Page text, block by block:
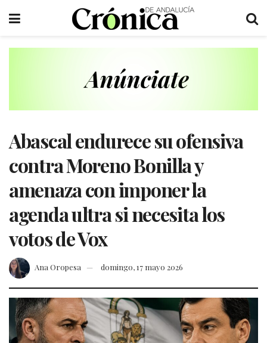
Abascal endurece su ofensiva
contra Moreno Bonilla y
amenaza con imponer la
agenda ultra si necesita los
votos de Vox
Ana Oropesa domingo, 17 mayo 2026